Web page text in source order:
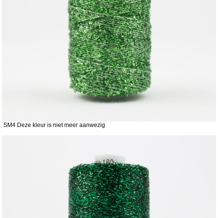
SM4 Deze kleur is niet meer aanwezig